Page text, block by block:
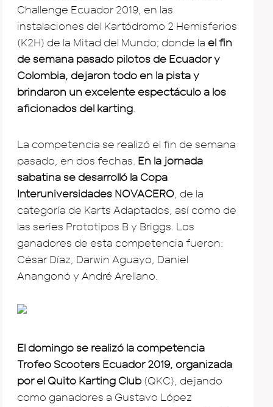
Challenge Ecuador 2019, en las
instalaciones del Kartódromo 2 Hemisferios
(K2H) de la Mitad del Mundo; donde la el fin
de semana pasado pilotos de Ecuador y
Colombia, dejaron todo en la pista y
brindaron un excelente espectáculo a los
aficionados del karting
La competencia se realizó el fin de semana
pasado, en dos fechas. En la jornada
sabatina se desarrolló la Copa
Interuniversidades NOVACERO , de la
categoría de Karts Adaptados, así como de
las series Prototipos B y Briggs. Los
ganadores de esta competencia fueron:
César Díaz, Darwin Aguayo, Daniel
Anangonó y André Arellano.
El domingo se realizó la competencia
Trofeo Scooters Ecuador 2019, organizada
por el Quito Karting Club (QKC), dejando
como ganadores a Gustavo López